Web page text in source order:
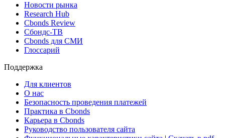
Новости рынка
Research Hub
Cbonds Review
Сбондс-ТВ
Cbonds для СМИ
Глоссарий
Поддержка
Для клиентов
О нас
Безопасность проведения платежей
Практика в Cbonds
Карьера в Cbonds
Руководство пользователя сайта